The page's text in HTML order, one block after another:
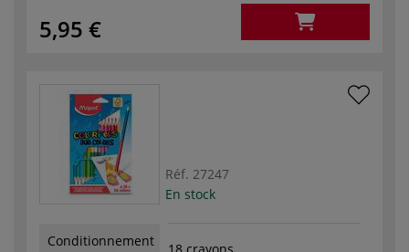
5,95 €
Réf. 27247
En stock
Conditionnement